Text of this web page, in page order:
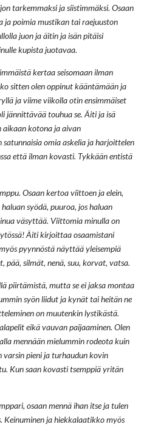
tarkemmaksi ja siistimmäksi. Osaan
ja poimia mustikan tai raejuuston
juon ja äitin ja isän pitäisi
kupista juotavaa.
kertaa seisomaan ilman
sitten olen oppinut kääntämään ja
ja viime viikolla otin ensimmäiset
jännittävää touhua se. Äiti ja isä
kotona ja aivan
omia askelia ja harjoittelen
että ilman kovasti. Tykkään entistä
Osaan kertoa viittoen ja elein,
syödä, puuroa, jos haluan
väsyttää. Viittomia minulla on
Äiti kirjoittaa osaamistani
pyynnöstä näyttää yleisempiä
pää, silmät, nenä, suu, korvat, vatsa.
piirtämistä, mutta se ei jaksa montaa
syön liidut ja kynät tai heitän ne
on muutenkin lystikästä.
eikä vauvan paijaaminen. Olen
mennään mielummin rodeota kuin
varsin pieni ja turhaudun kovin
Kun saan kovasti tsemppiä yritän
osaan mennä ihan itse ja tulen
Keinuminen ja hiekkalaatikko myös